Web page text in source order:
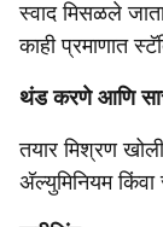
स्वाद मिसळले
काही प्रमाणात
थंड करणे आणि
तयार मिश्रण
अ‍ॅल्युमिनियम